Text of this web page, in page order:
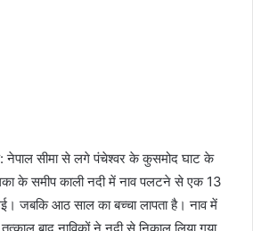
नेपाल सीमा से लगे पंचेश्वर के कुसमोद घाट के
के समीप काली नदी में नाव पलटने से एक 13
जबकि आठ साल का बच्चा लापता है। नाव में